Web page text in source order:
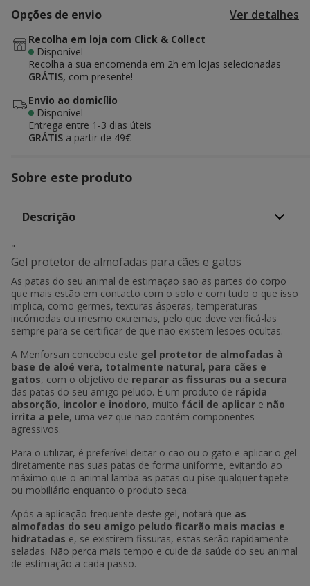
Opções de envio Ver detalhes
Recolha em loja com Click & Collect
Disponível
Recolha a sua encomenda em 2h em lojas selecionadas
GRÁTIS, com presente!
Envio ao domicílio
Disponível
Entrega entre 1-3 dias úteis
GRÁTIS a partir de 49€
Sobre este produto
Descrição
"
Gel protetor de almofadas para cães e gatos
As patas do seu animal de estimação são as partes do corpo
que mais estão em contacto com o solo e com tudo o que isso
implica, como germes, texturas ásperas, temperaturas
incómodas ou mesmo extremas, pelo que deve verificá-las
sempre para se certificar de que não existem lesões ocultas.
A Menforsan concebeu este gel protetor de almofadas à
base de aloé vera, totalmente natural, para cães e
gatos, com o objetivo de reparar as fissuras ou a secura
das patas do seu amigo peludo. É um produto de rápida
absorção, incolor e inodoro, muito fácil de aplicar e não
irrita a pele, uma vez que não contém componentes
agressivos.
Para o utilizar, é preferível deitar o cão ou o gato e aplicar o gel
diretamente nas suas patas de forma uniforme, evitando ao
máximo que o animal lamba as patas ou pise qualquer tapete
ou mobiliário enquanto o produto seca.
Após a aplicação frequente deste gel, notará que as
almofadas do seu amigo peludo ficarão mais macias e
hidratadas e, se existirem fissuras, estas serão rapidamente
seladas. Não perca mais tempo e cuide da saúde do seu animal
de estimação a cada passo.